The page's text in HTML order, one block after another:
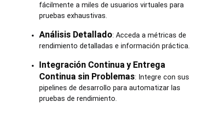
fácilmente a miles de usuarios virtuales para
pruebas exhaustivas.
Análisis Detallado: Acceda a métricas de
rendimiento detalladas e información práctica.
Integración Continua y Entrega
Continua sin Problemas: Integre con sus
pipelines de desarrollo para automatizar las
pruebas de rendimiento.